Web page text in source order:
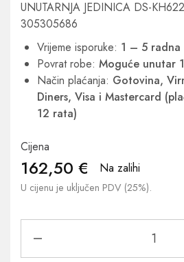
UNUTARNJA JEDINICA DS-
305305686
Vrijeme isporuke: 1 – 5 radna
Povrat robe: Moguće unutar
Način plaćanja: Gotovina,
Diners, Visa i Mastercard
12 rata)
Cijena
162,50 € Na zalihi
U cijenu je uključen PDV (25%).